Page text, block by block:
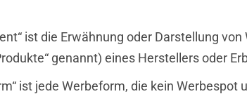
ist die Erwähnung oder Darstellung
genannt) eines Herstellers oder
ist jede Werbeform, die kein Werbespot